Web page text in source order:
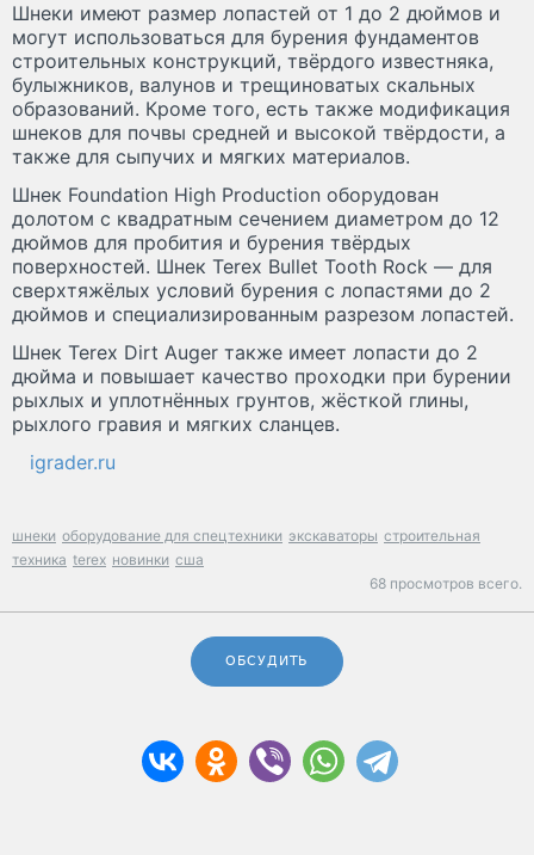
Шнеки имеют размер лопастей от 1 до 2 дюймов и
могут использоваться для бурения фундаментов
строительных конструкций, твёрдого известняка,
булыжников, валунов и трещиноватых скальных
образований. Кроме того, есть также модификация
шнеков для почвы средней и высокой твёрдости, а
также для сыпучих и мягких материалов.
Шнек Foundation High Production оборудован
долотом с квадратным сечением диаметром до 12
дюймов для пробития и бурения твёрдых
поверхностей. Шнек Terex Bullet Tooth Rock — для
сверхтяжёлых условий бурения с лопастями до 2
дюймов и специализированным разрезом лопастей.
Шнек Terex Dirt Auger также имеет лопасти до 2
дюйма и повышает качество проходки при бурении
рыхлых и уплотнённых грунтов, жёсткой глины,
рыхлого гравия и мягких сланцев.
igrader.ru
шнеки оборудование для спецтехники экскаваторы строительная
техника terex новинки сша
68 просмотров всего.
ОБСУДИТЬ